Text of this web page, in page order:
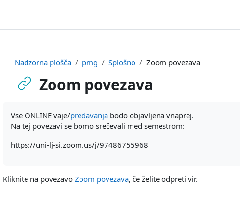
Nadzorna plošča pmg Splošno Zoom povezava
Zoom povezava
Vse ONLINE vaje/predavanja bodo objavljena vnaprej.
Na tej povezavi se bomo srečevali med semestrom:
https://uni-lj-si.zoom.us/j/97486755968
Kliknite na povezavo Zoom povezava, če želite odpreti vir.